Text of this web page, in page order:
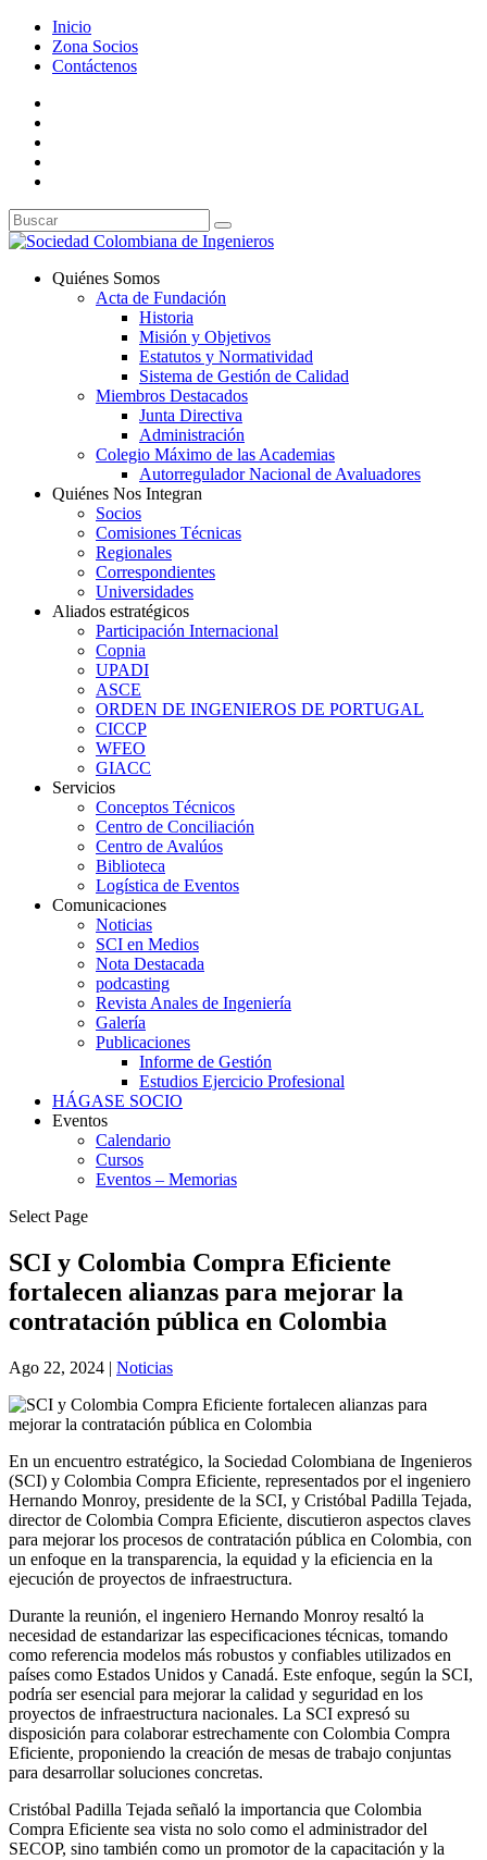
Inicio
Zona Socios
Contáctenos
Quiénes Somos
Acta de Fundación
Historia
Misión y Objetivos
Estatutos y Normatividad
Sistema de Gestión de Calidad
Miembros Destacados
Junta Directiva
Administración
Colegio Máximo de las Academias
Autorregulador Nacional de Avaluadores
Quiénes Nos Integran
Socios
Comisiones Técnicas
Regionales
Correspondientes
Universidades
Aliados estratégicos
Participación Internacional
Copnia
UPADI
ASCE
ORDEN DE INGENIEROS DE PORTUGAL
CICCP
WFEO
GIACC
Servicios
Conceptos Técnicos
Centro de Conciliación
Centro de Avalúos
Biblioteca
Logística de Eventos
Comunicaciones
Noticias
SCI en Medios
Nota Destacada
podcasting
Revista Anales de Ingeniería
Galería
Publicaciones
Informe de Gestión
Estudios Ejercicio Profesional
HÁGASE SOCIO
Eventos
Calendario
Cursos
Eventos – Memorias
Select Page
SCI y Colombia Compra Eficiente
fortalecen alianzas para mejorar la
contratación pública en Colombia
Ago 22, 2024 | Noticias
En un encuentro estratégico, la Sociedad Colombiana de Ingenieros
(SCI) y Colombia Compra Eficiente, representados por el ingeniero
Hernando Monroy, presidente de la SCI, y Cristóbal Padilla Tejada,
director de Colombia Compra Eficiente, discutieron aspectos claves
para mejorar los procesos de contratación pública en Colombia, con
un enfoque en la transparencia, la equidad y la eficiencia en la
ejecución de proyectos de infraestructura.
Durante la reunión, el ingeniero Hernando Monroy resaltó la
necesidad de estandarizar las especificaciones técnicas, tomando
como referencia modelos más robustos y confiables utilizados en
países como Estados Unidos y Canadá. Este enfoque, según la SCI,
podría ser esencial para mejorar la calidad y seguridad en los
proyectos de infraestructura nacionales. La SCI expresó su
disposición para colaborar estrechamente con Colombia Compra
Eficiente, proponiendo la creación de mesas de trabajo conjuntas
para desarrollar soluciones concretas.
Cristóbal Padilla Tejada señaló la importancia que Colombia
Compra Eficiente sea vista no solo como el administrador del
SECOP, sino también como un promotor de la capacitación y la